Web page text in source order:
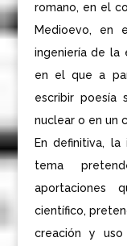
romano, en el
Medioevo, en
ingeniería de la
en el que a
escribir poesía
nuclear o en un
En definitiva,
tema
aportaciones
científico,
creación y